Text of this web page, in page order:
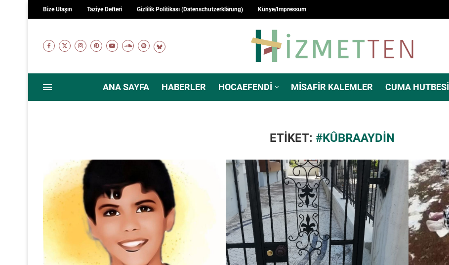
Bize Ulaşın Taziye Defteri Gizlilik Politikası (Datenschutzerklärung) Künye/Impressum
ANA SAYFA HABERLER HOCAEFENDI MISAFIR KALEMLER CUMA HUTBESI
ETIKET: #KÛBRAAYDIN